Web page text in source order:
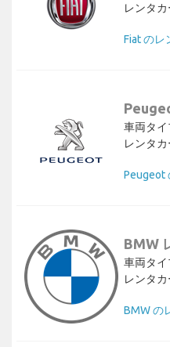
レンタ
Fiat のレ
車両タイ
レンタ
Peugeot
BMW
車両タイ
レンタ
BMW の